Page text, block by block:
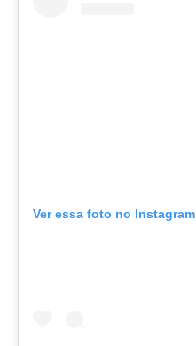
Ver essa foto no Instagram